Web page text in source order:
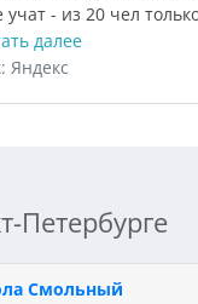
учат - из 20 чел
далее
Яндекс
Петербурге
Смольный